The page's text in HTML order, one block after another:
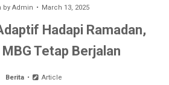
by Admin March 13, 2025
Hadapi Ramadan,
Tetap Berjalan
Berita Article